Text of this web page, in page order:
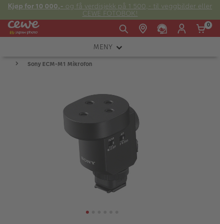
Kjøp for 10 000,- og få verdisjekk på 1 500,- til veggbilder eller
CEWE FOTOBOK!
Fre:
E-post:
kundeservice@japanphoto.no
0
MENY
KAMERASony ECM-M1 Mikrofon